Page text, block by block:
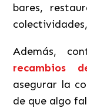
bares,
Además,
recambios
asegurar la
de que algo